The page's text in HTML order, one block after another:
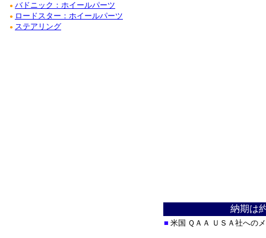
納期は
■ 米国 ＱＡＡ ＵＳＡ社への
● バドニック：ホイールパーツ
● ロードスター：ホイールパーツ
● ステアリング